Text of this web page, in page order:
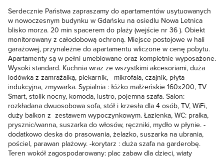
Serdecznie Państwa zapraszamy do apartamentów usytuowanych
w nowoczesnym budynku w Gdańsku na osiedlu Nowa Letnica
blisko morza. 20 min spacerem do plaży (wejście nr 36 ). Obiekt
monitorowany z całodobową ochroną. Miejsce postojowe w hali
garażowej, przynależne do apartamentu wliczone w cenę pobytu.
Apartamenty są w pełni umeblowane oraz kompletnie wyposażone.
Wysoki standard. Kuchnia wraz ze wszystkimi akcesoriami, duża
lodówka z zamrażalką, piekarnik, mikrofala, czajnik, płyta
indukcyjna, zmywarka. Sypialnia : łóżko małżeńskie 160x200, TV
Smart, stolik nocny, komoda, lustro, pojemna szafa. Salon:
rozkładana dwuosobowa sofa, stół i krzesła dla 4 osób, TV, WiFi,
duży balkon z zestawem wypoczynkowym. Łazienka, WC: pralka,
prysznic/wanna, suszarka do włosów, ręczniki, mydło w płynie. -
dodatkowo deska do prasowania, żelazko, suszarka na ubrania,
pościel, parawan plażowy. -korytarz : duża szafa na garderobę.
Teren wokół zagospodarowany: plac zabaw dla dzieci, wiaty